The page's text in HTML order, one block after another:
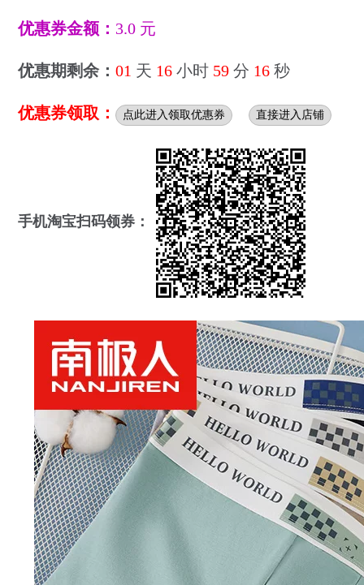
优惠券金额： 3.0 元
优惠期剩余： 01 天 16 小时 59 分 15 秒
优惠券领取： 点此进入领取优惠券 直接进入店铺
手机淘宝扫码领券：